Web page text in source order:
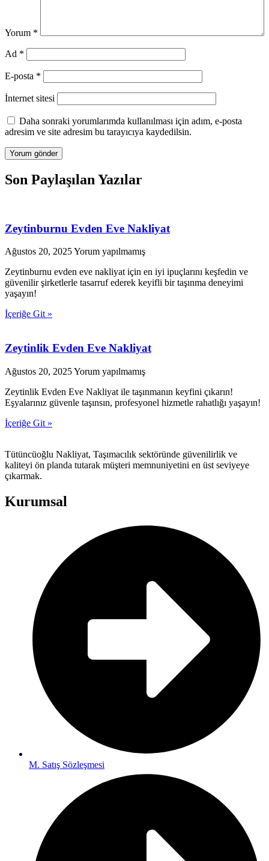
Yorum *
Ad *
E-posta *
İnternet sitesi
Daha sonraki yorumlarımda kullanılması için adım, e-posta
adresim ve site adresim bu tarayıcıya kaydedilsin.
Son Paylaşılan Yazılar
Zeytinburnu Evden Eve Nakliyat
Ağustos 20, 2025Yorum yapılmamış
Zeytinburnu evden eve nakliyat için en iyi ipuçlarını keşfedin ve
güvenilir şirketlerle tasarruf ederek keyifli bir taşınma deneyimi
yaşayın!
İçeriğe Git »
Zeytinlik Evden Eve Nakliyat
Ağustos 20, 2025Yorum yapılmamış
Zeytinlik Evden Eve Nakliyat ile taşınmanın keyfini çıkarın!
Eşyalarınız güvenle taşınsın, profesyonel hizmetle rahatlığı yaşayın!
İçeriğe Git »
Tütüncüoğlu Nakliyat, Taşımacılık sektöründe güvenilirlik ve
kaliteyi ön planda tutarak müşteri memnuniyetini en üst seviyeye
çıkarmak.
Kurumsal
M. Satış Sözleşmesi